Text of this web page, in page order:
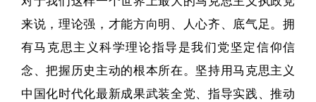
来说，理论强，才能方向明、人心齐、底气足。拥
有马克思主义科学理论指导是我们党坚定信仰信
念、把握历史主动的根本所在。坚持用马克思主义
中国化时代化最新成果武装全党、指导实践、推动